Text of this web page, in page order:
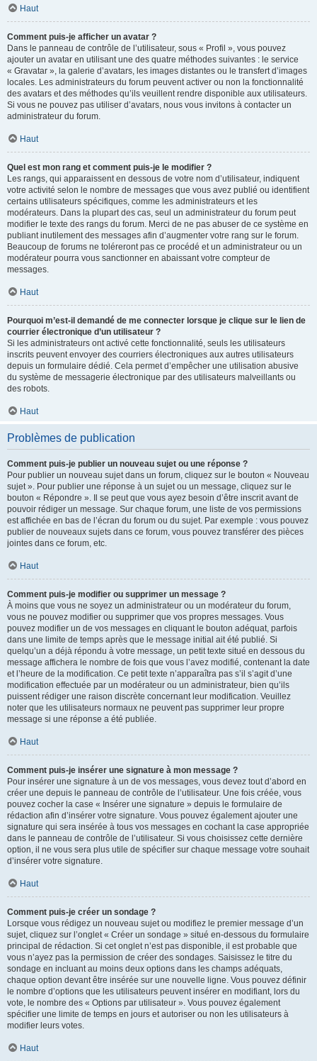
Haut
Comment puis-je afficher un avatar ?
Dans le panneau de contrôle de l’utilisateur, sous « Profil », vous pouvez
ajouter un avatar en utilisant une des quatre méthodes suivantes : le service
« Gravatar », la galerie d’avatars, les images distantes ou le transfert d’images
locales. Les administrateurs du forum peuvent activer ou non la fonctionnalité
des avatars et des méthodes qu’ils veuillent rendre disponible aux utilisateurs.
Si vous ne pouvez pas utiliser d’avatars, nous vous invitons à contacter un
administrateur du forum.
Haut
Quel est mon rang et comment puis-je le modifier ?
Les rangs, qui apparaissent en dessous de votre nom d’utilisateur, indiquent
votre activité selon le nombre de messages que vous avez publié ou identifient
certains utilisateurs spécifiques, comme les administrateurs et les
modérateurs. Dans la plupart des cas, seul un administrateur du forum peut
modifier le texte des rangs du forum. Merci de ne pas abuser de ce système en
publiant inutilement des messages afin d’augmenter votre rang sur le forum.
Beaucoup de forums ne toléreront pas ce procédé et un administrateur ou un
modérateur pourra vous sanctionner en abaissant votre compteur de
messages.
Haut
Pourquoi m’est-il demandé de me connecter lorsque je clique sur le lien de
courrier électronique d’un utilisateur ?
Si les administrateurs ont activé cette fonctionnalité, seuls les utilisateurs
inscrits peuvent envoyer des courriers électroniques aux autres utilisateurs
depuis un formulaire dédié. Cela permet d’empêcher une utilisation abusive
du système de messagerie électronique par des utilisateurs malveillants ou
des robots.
Haut
Problèmes de publication
Comment puis-je publier un nouveau sujet ou une réponse ?
Pour publier un nouveau sujet dans un forum, cliquez sur le bouton « Nouveau
sujet ». Pour publier une réponse à un sujet ou un message, cliquez sur le
bouton « Répondre ». Il se peut que vous ayez besoin d’être inscrit avant de
pouvoir rédiger un message. Sur chaque forum, une liste de vos permissions
est affichée en bas de l’écran du forum ou du sujet. Par exemple : vous pouvez
publier de nouveaux sujets dans ce forum, vous pouvez transférer des pièces
jointes dans ce forum, etc.
Haut
Comment puis-je modifier ou supprimer un message ?
À moins que vous ne soyez un administrateur ou un modérateur du forum,
vous ne pouvez modifier ou supprimer que vos propres messages. Vous
pouvez modifier un de vos messages en cliquant le bouton adéquat, parfois
dans une limite de temps après que le message initial ait été publié. Si
quelqu’un a déjà répondu à votre message, un petit texte situé en dessous du
message affichera le nombre de fois que vous l’avez modifié, contenant la date
et l’heure de la modification. Ce petit texte n’apparaîtra pas s’il s’agit d’une
modification effectuée par un modérateur ou un administrateur, bien qu’ils
puissent rédiger une raison discrète concernant leur modification. Veuillez
noter que les utilisateurs normaux ne peuvent pas supprimer leur propre
message si une réponse a été publiée.
Haut
Comment puis-je insérer une signature à mon message ?
Pour insérer une signature à un de vos messages, vous devez tout d’abord en
créer une depuis le panneau de contrôle de l’utilisateur. Une fois créée, vous
pouvez cocher la case « Insérer une signature » depuis le formulaire de
rédaction afin d’insérer votre signature. Vous pouvez également ajouter une
signature qui sera insérée à tous vos messages en cochant la case appropriée
dans le panneau de contrôle de l’utilisateur. Si vous choisissez cette dernière
option, il ne vous sera plus utile de spécifier sur chaque message votre souhait
d’insérer votre signature.
Haut
Comment puis-je créer un sondage ?
Lorsque vous rédigez un nouveau sujet ou modifiez le premier message d’un
sujet, cliquez sur l’onglet « Créer un sondage » situé en-dessous du formulaire
principal de rédaction. Si cet onglet n’est pas disponible, il est probable que
vous n’ayez pas la permission de créer des sondages. Saisissez le titre du
sondage en incluant au moins deux options dans les champs adéquats,
chaque option devant être insérée sur une nouvelle ligne. Vous pouvez définir
le nombre d’options que les utilisateurs peuvent insérer en modifiant, lors du
vote, le nombre des « Options par utilisateur ». Vous pouvez également
spécifier une limite de temps en jours et autoriser ou non les utilisateurs à
modifier leurs votes.
Haut